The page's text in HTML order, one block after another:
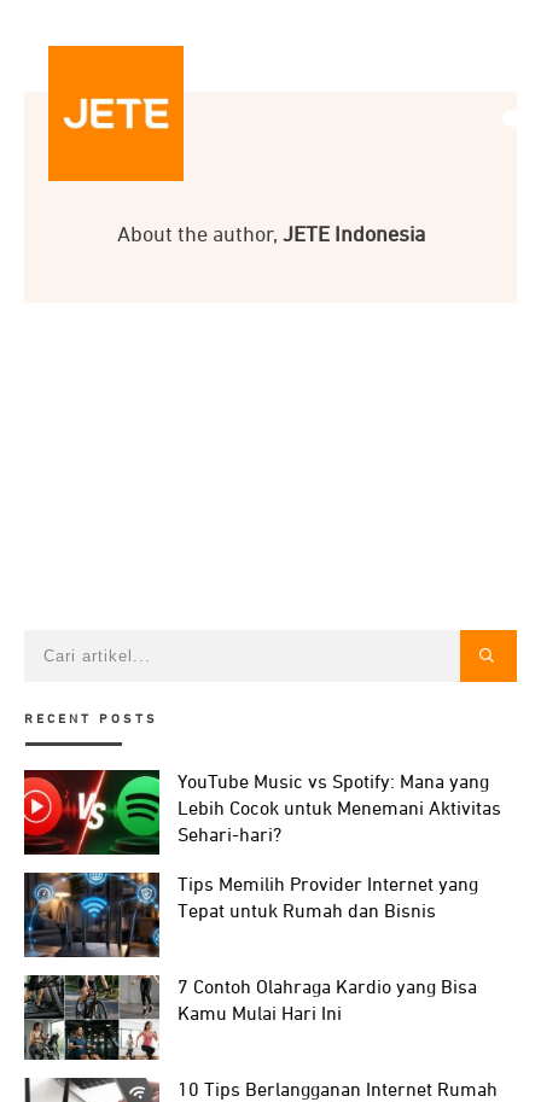
About the author, JETE Indonesia
RECENT POSTS
YouTube Music vs Spotify: Mana yang
Lebih Cocok untuk Menemani Aktivitas
Sehari-hari?
Tips Memilih Provider Internet yang
Tepat untuk Rumah dan Bisnis
7 Contoh Olahraga Kardio yang Bisa
Kamu Mulai Hari Ini
10 Tips Berlangganan Internet Rumah